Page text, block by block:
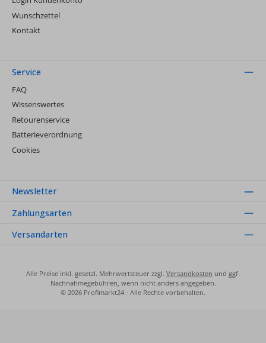
Wunschzettel
Kontakt
Service
FAQ
Wissenswertes
Retourenservice
Batterieverordnung
Cookies
Newsletter
Zahlungsarten
Versandarten
Alle Preise inkl. gesetzl. Mehrwertsteuer zzgl. Versandkosten und ggf.
Nachnahmegebühren, wenn nicht anders angegeben.
© 2026 Profimarkt24 - Alle Rechte vorbehalten.